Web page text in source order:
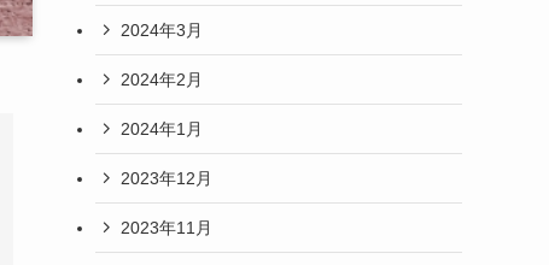
2024年3月
2024年2月
2024年1月
2023年12月
2023年11月